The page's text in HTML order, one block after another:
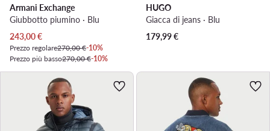
Armani Exchange
Giubbotto piumino · Blu
Prezzo attuale
243,00€
Prezzo regolare270,00 €-10%
Prezzo più basso270,00 €-10%
HUGO
Giacca di jeans · Blu
179,99€